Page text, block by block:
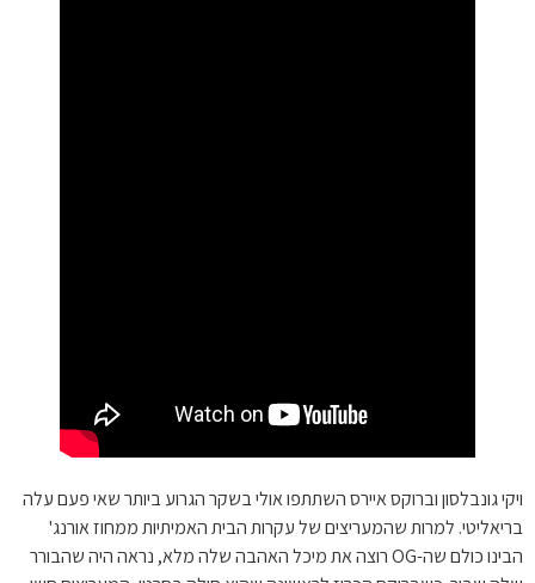
ויקי גונבלסון וברוקס איירס השתתפו אולי בשקר הגרוע ביותר שאי פעם עלה
בריאליטי. למרות שהמעריצים של עקרות הבית האמיתיות ממחוז אורנג'
הבינו כולם שה-OG רוצה את מיכל האהבה שלה מלא, נראה היה שהבורר